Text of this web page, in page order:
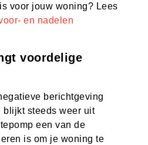
voor jouw woning? Lees
en nadelen
voordelige
berichtgeving
blijkt steeds weer uit
een van de
is om je woning te